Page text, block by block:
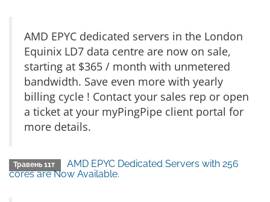
AMD EPYC dedicated servers in the London
Equinix LD7 data centre are now on sale,
starting at $365 / month with unmetered
bandwidth. Save even more with yearly
billing cycle ! Contact your sales rep or open
a ticket at your myPingPipe client portal for
more details.
Травень 11т
AMD EPYC Dedicated Servers with 256
cores are Now Available.